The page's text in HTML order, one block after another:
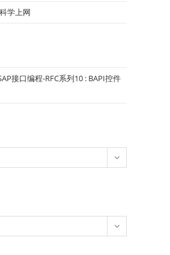
学上网
接口编程-RFC系列10 : BAPI控件